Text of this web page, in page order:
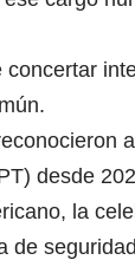
desde
la
de